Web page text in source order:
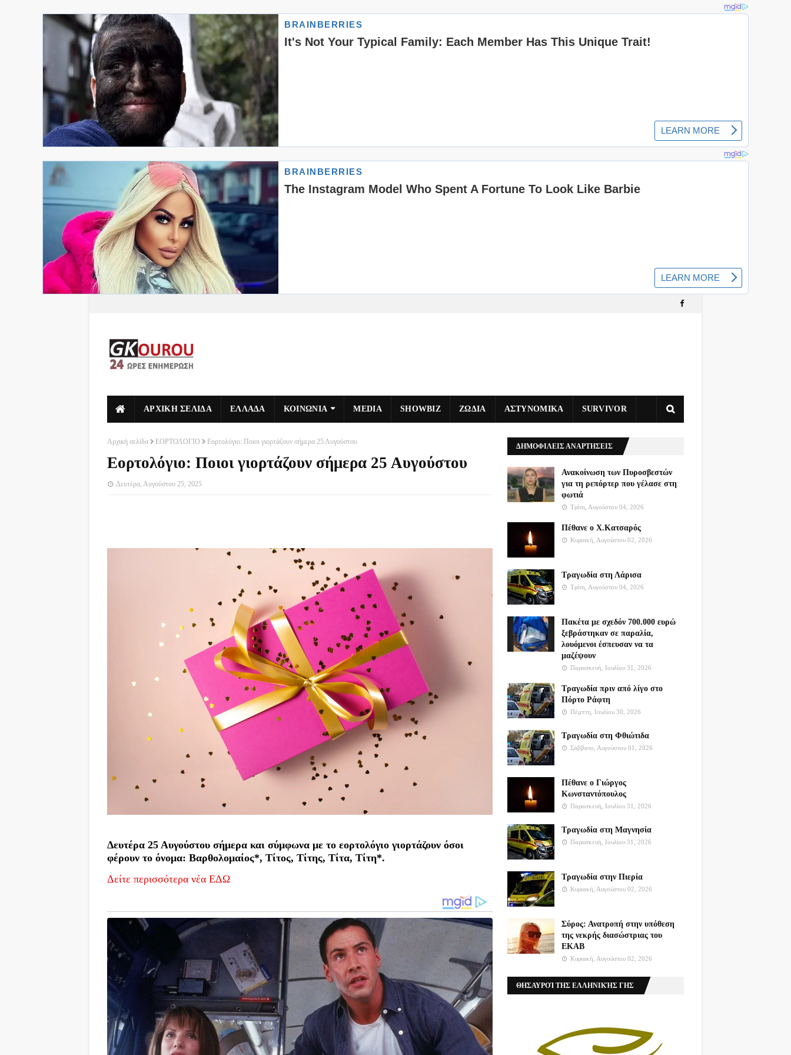
ΑΡΧΙΚΗ ΣΕΛΙΔΑ ΕΛΛΑΔΑ ΚΟΙΝΩΝΙΑ MEDIA SHOWBIZ ΖΩΔΙΑ ΑΣΤΥΝΟΜΙΚΑ SURVIVOR
Αρχική σελίδα ΕΟΡΤΟΛΟΓΙΟ Εορτολόγιο: Ποιοι γιορτάζουν σήμερα 25 Αυγούστου
Εορτολόγιο: Ποιοι γιορτάζουν σήμερα 25 Αυγούστου
Δευτέρα, Αυγούστου 25, 2025
Δευτέρα 25 Αυγούστου σήμερα και σύμφωνα με το εορτολόγιο γιορτάζουν όσοι
φέρουν το όνομα: Βαρθολομαίος*, Τίτος, Τίτης, Τίτα, Τίτη*.
Δείτε περισσότερα νέα ΕΔΩ
ΔΗΜΟΦΙΛΕΙΣ ΑΝΑΡΤΗΣΕΙΣ
Ανακοίνωση των Πυροσβεστών
για τη ρεπόρτερ που γέλασε στη
φωτιά
Τρίτη, Αυγούστου 04, 2026
Πέθανε ο Χ.Κατσαρός
Κυριακή, Αυγούστου 02, 2026
Τραγωδία στη Λάρισα
Τρίτη, Αυγούστου 04, 2026
Πακέτα με σχεδόν 700.000 ευρώ
ξεβράστηκαν σε παραλία,
λουόμενοι έσπευσαν να τα
μαζέψουν
Παρασκευή, Ιουλίου 31, 2026
Τραγωδία πριν από λίγο στο
Πόρτο Ράφτη
Πέμπτη, Ιουλίου 30, 2026
Τραγωδία στη Φθιώτιδα
Σάββατο, Αυγούστου 01, 2026
Πέθανε ο Γιώργος
Κωνσταντόπουλος
Παρασκευή, Ιουλίου 31, 2026
Τραγωδία στη Μαγνησία
Παρασκευή, Ιουλίου 31, 2026
Τραγωδία στην Πιερία
Κυριακή, Αυγούστου 02, 2026
Σύρος: Ανατροπή στην υπόθεση
της νεκρής διασώστριας του
ΕΚΑΒ
Κυριακή, Αυγούστου 02, 2026
ΘΗΣΑΥΡΟΊ ΤΗΣ ΕΛΛΗΝΙΚΉΣ ΓΗΣ